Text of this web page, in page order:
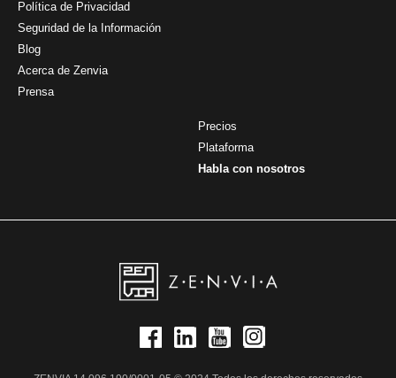
Política de Privacidad
Seguridad de la Información
Blog
Acerca de Zenvia
Prensa
Precios
Plataforma
Habla con nosotros